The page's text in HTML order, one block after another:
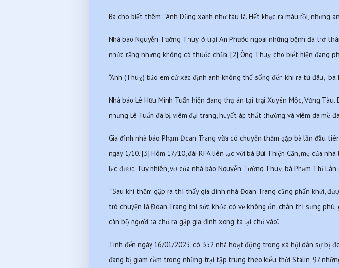
Bà cho biết thêm: “Anh Dũng xanh như tàu lá. Hết khạc ra máu rồi, nhưng
Nhà báo Nguyễn Tường Thuỵ ở trại An Phước ngoài những bệnh đã trở
nhức răng nhưng không có thuốc chữa. [2] Ông Thuỵ cho biết hiện đang
“Anh (Thuỵ) bảo em cứ xác định anh không thể sống đến khi ra tù đâu,”
Nhà báo Lê Hữu Minh Tuấn hiện đang thụ án tại trại Xuyên Mộc, Vũng
nhưng Lê Tuấn đã bị viêm đại tràng, huyết áp thất thường và viêm da mề
Gia đình nhà báo Phạm Đoan Trang vừa có chuyến thăm gặp bà lần đầu
ngày 1/10. [3] Hôm 17/10, đài RFA liên lạc với bà Bùi Thiện Căn, mẹ của
lạc được. Tuy nhiên, vợ của nhà báo Nguyễn Tường Thuỵ, bà Phạm Thị Lân
“Sau khi thăm gặp ra thì thấy gia đình nhà Đoan Trang cũng phấn khởi,
trò chuyện là Đoan Trang thì sức khỏe có vẻ không ổn, chân thì sưng
cán bộ người ta chở ra gặp gia đình xong ta lại chở vào".
Tính đến ngày 16/01/2023, có 352 nhà hoạt động trong xã hội dân sự bị
đang bị giam cầm trong những trại tập trung theo kiểu thời Stalin, 97